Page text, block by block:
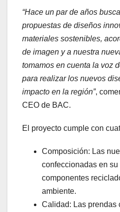
“Hace un par de años
propuestas de diseños
materiales sostenibles,
de imagen y a nuestra
tomamos en cuenta la voz
para realizar los nuevos
impacto en la región”,
CEO de BAC.
El proyecto cumple con
Composición: Las
confeccionadas en
componentes
ambiente.
Calidad: Las prendas